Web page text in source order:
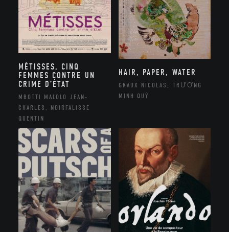
MÉTISSES, CINQ
FEMMES CONTRE UN
CRIME D’ÉTAT
MBOTTI MALOLO JEAN-
CHARLES, NOIRFALISSE
QUENTIN
HAIR, PAPER, WATER
GRAUX NICOLAS, TRƯƠNG
MINH QUÝ